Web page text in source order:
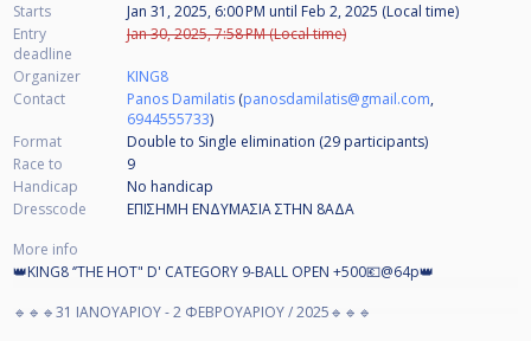
Starts Jan 31, 2025, 6:00 PM until Feb 2, 2025 (Local time)
Entry
deadline
Jan 30, 2025, 7:58 PM (Local time)
Organizer
KING8
Contact
Panos Damilatis (panosdamilatis@gmail.com,
6944555733)
Format
Double to Single elimination (29 participants)
Race to
9
Handicap
No handicap
Dresscode
ΕΠΙΣΗΜΗ ΕΝΔΥΜΑΣΙΑ ΣΤΗΝ 8ΑΔΑ
More info
👑KING8 ‘’THE HOT" D' CATEGORY 9-BALL OPEN +500💶@64p👑
🔹️🔹️🔹️31 ΙΑΝΟΥΑΡΙΟΥ - 2 ΦΕΒΡΟΥΑΡΙΟΥ / 2025🔹️🔹️🔹️